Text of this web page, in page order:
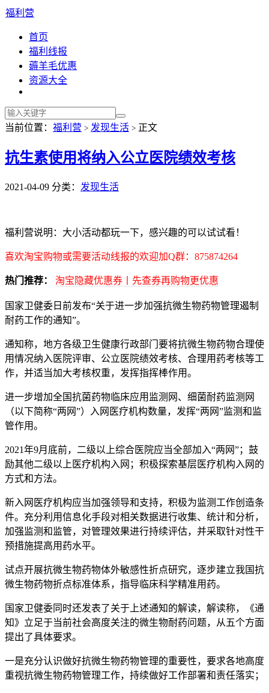
福利营
首页
福利线报
薅羊毛优惠
资源大全
当前位置： 福利营 > 发现生活 > 正文
抗生素使用将纳入公立医院绩效考核
2021-04-09 分类： 发现生活
福利营说明：大小活动都玩一下，感兴趣的可以试试看！
喜欢淘宝购物或需要活动线报的欢迎加Q群：875874264
热门推荐： 淘宝隐藏优惠券丨先查券再购物更优惠
国家卫健委日前发布“关于进一步加强抗微生物药物管理遏制
耐药工作的通知”。
通知称，地方各级卫生健康行政部门要将抗微生物药物合理使
用情况纳入医院评审、公立医院绩效考核、合理用药考核等工
作，并适当加大考核权重，发挥指挥棒作用。
进一步增加全国抗菌药物临床应用监测网、细菌耐药监测网
（以下简称“两网”）入网医疗机构数量，发挥“两网”监测和监
管作用。
2021年9月底前，二级以上综合医院应当全部加入“两网”；鼓
励其他二级以上医疗机构入网；积极探索基层医疗机构入网的
方式和方法。
新入网医疗机构应当加强领导和支持，积极为监测工作创造条
件。充分利用信息化手段对相关数据进行收集、统计和分析，
加强监测和监管，对管理效果进行持续评估，并采取针对性干
预措施提高用药水平。
试点开展抗微生物药物体外敏感性折点研究，逐步建立我国抗
微生物药物折点标准体系，指导临床科学精准用药。
国家卫健委同时还发表了关于上述通知的解读，解读称，《通
知》立足于当前社会高度关注的微生物耐药问题，从五个方面
提出了具体要求。
一是充分认识做好抗微生物药物管理的重要性，要求各地高度
重视抗微生物药物管理工作，持续做好工作部署和责任落实；